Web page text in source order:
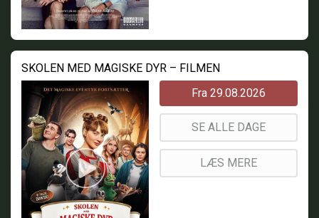
SKOLEN MED MAGISKE DYR – FILMEN
Fra 29.08.2026
SE ALLE DAGE
LÆS MERE